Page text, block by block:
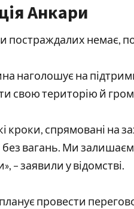
Анкари
постраждалих немає,
наголошує на
свою територію й
кроки, спрямовані на
без вагань. Ми
– заявили у відомстві.
провести